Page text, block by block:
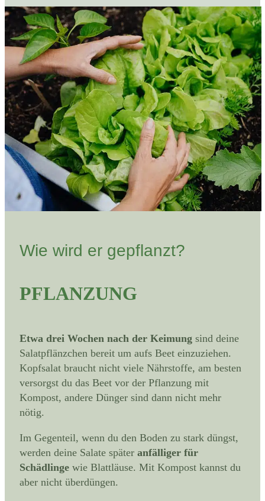
Wie wird er gepflanzt?
PFLANZUNG
Etwa drei Wochen nach der Keimung sind deine
Salatpflänzchen bereit um aufs Beet einzuziehen.
Kopfsalat braucht nicht viele Nährstoffe, am besten
versorgst du das Beet vor der Pflanzung mit
Kompost, andere Dünger sind dann nicht mehr
nötig.
Im Gegenteil, wenn du den Boden zu stark düngst,
werden deine Salate später anfälliger für
Schädlinge wie Blattläuse. Mit Kompost kannst du
aber nicht überdüngen.